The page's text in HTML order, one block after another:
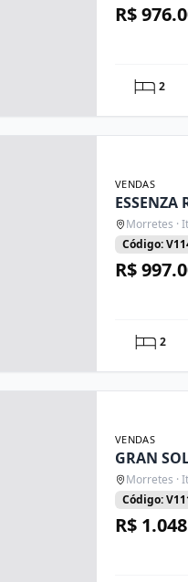
R$
2
VENDAS
ESSENZA
Morretes ·
Código:
R$
2
VENDAS
GRAN
Morretes ·
Código:
R$